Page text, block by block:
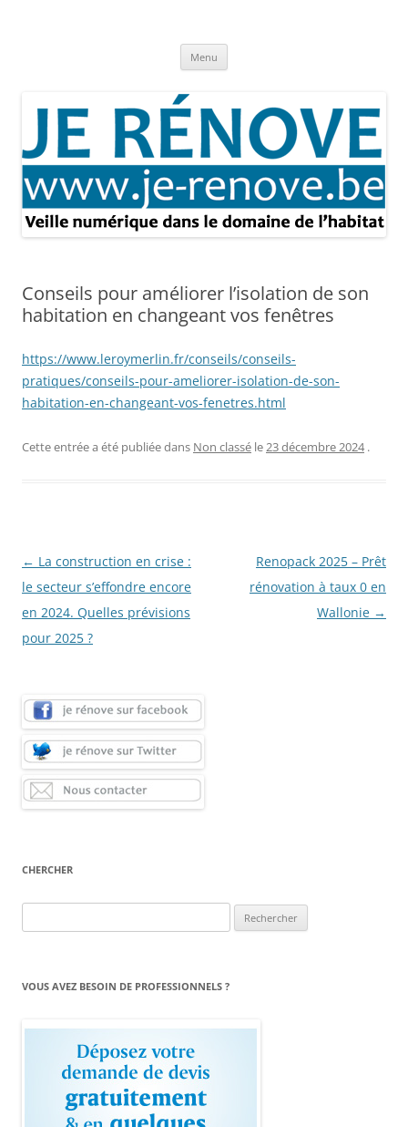
Menu
Conseils pour améliorer l’isolation de son
habitation en changeant vos fenêtres
https://www.leroymerlin.fr/conseils/conseils-
pratiques/conseils-pour-ameliorer-isolation-de-son-
habitation-en-changeant-vos-fenetres.html
Cette entrée a été publiée dans Non classé le23 décembre 2024 .
Navigation
des
articles
← La construction en crise :
le secteur s’effondre encore
en 2024. Quelles prévisions
pour 2025 ?
Renopack 2025 – Prêt
rénovation à taux 0 en
Wallonie →
CHERCHER
VOUS AVEZ BESOIN DE PROFESSIONNELS ?